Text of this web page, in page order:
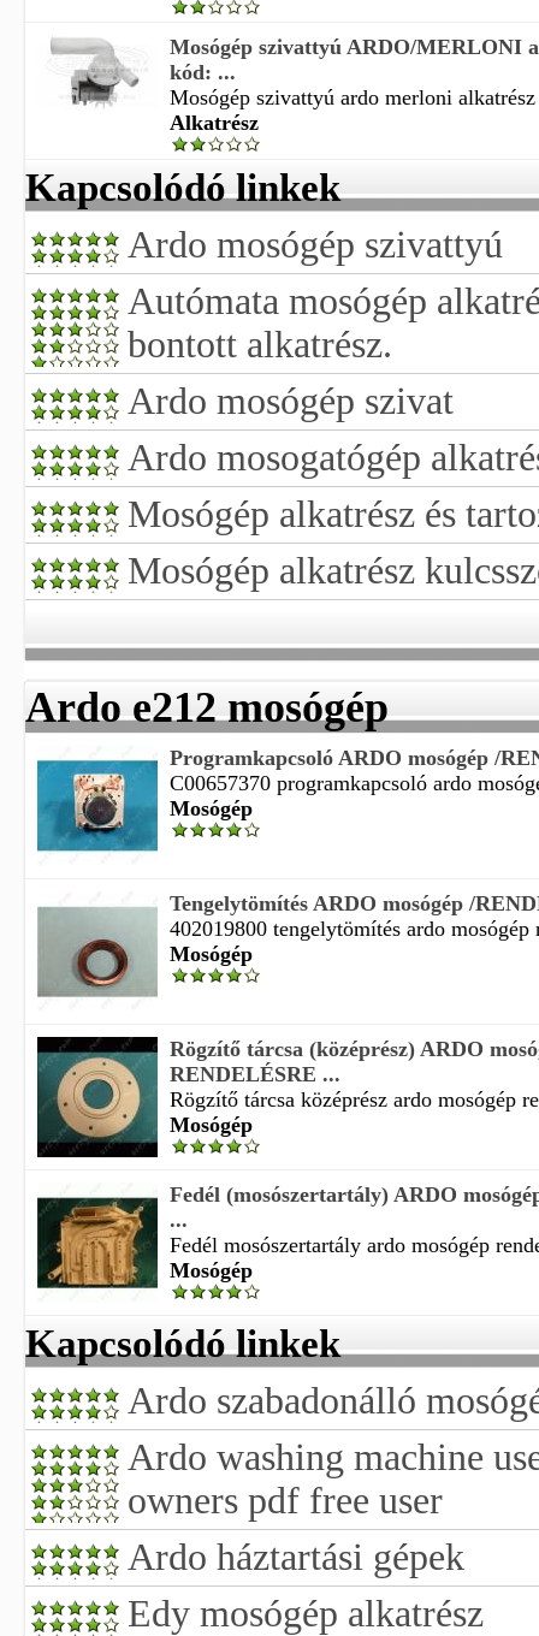
Mosógép szivattyú ARDO/MERLONI
kód: ...
Mosógép szivattyú ardo merloni
Alkatrész
Kapcsolódó linkek
Ardo mosógép szivattyú
Autómata mosógép
bontott alkatrész.
Ardo mosógép szivat
Ardo mosogatógép
Mosógép alkatrész és
Mosógép alkatrész
Ardo e212 mosógép
Programkapcsoló ARDO mosógép /
C00657370 programkapcsoló ardo
Mosógép
Tengelytömítés ARDO mosógép /
402019800 tengelytömítés ardo mosógép
Mosógép
Rögzítő tárcsa (középrész) ARDO
RENDELÉSRE ...
Rögzítő tárcsa középrész ardo mosógép
Mosógép
Fedél (mosószertartály) ARDO
...
Fedél mosószertartály ardo mosógép
Mosógép
Kapcsolódó linkek
Ardo szabadonálló
Ardo washing machine
owners pdf free user
Ardo háztartási gépek
Edy mosógép alkatrész